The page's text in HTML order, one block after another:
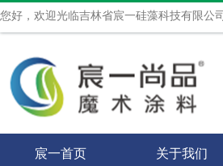
您好，欢迎光临吉林省宸一硅藻科技有限公
宸一首页 关于我们